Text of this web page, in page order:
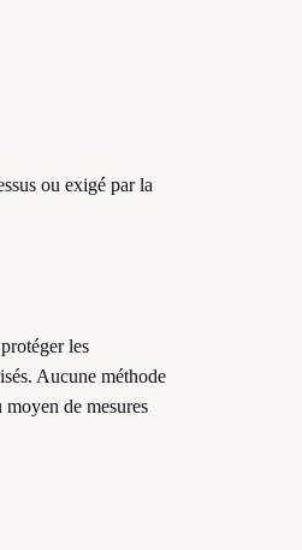
ou exigé par la
les
Aucune méthode
moyen de mesures